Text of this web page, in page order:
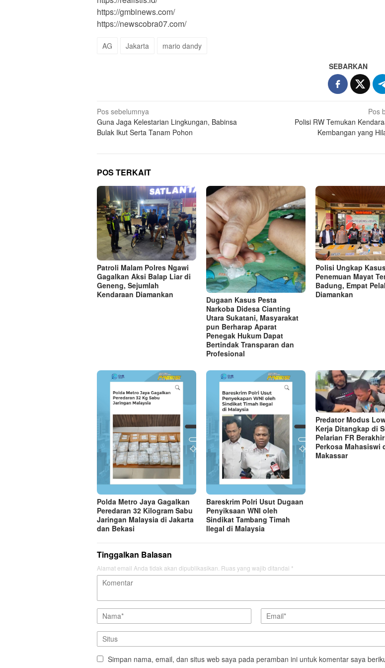
https://gmbinews.com/
https://newscobra07.com/
AG Jakarta mario dandy
SEBARKAN
Navigasi
pos
Pos sebelumnya
Guna Jaga Kelestarian Lingkungan, Babinsa
Bulak Ikut Serta Tanam Pohon
Pos
Polisi RW Temukan
Kembangan yang
POS TERKAIT
Patroli Malam Polres Ngawi
Gagalkan Aksi Balap Liar di
Geneng, Sejumlah
Kendaraan Diamankan
Dugaan Kasus Pesta
Narkoba Didesa Cianting
Utara Sukatani, Masyarakat
pun Berharap Aparat
Penegak Hukum Dapat
Bertindak Transparan dan
Profesional
Polisi Ungkap
Penemuan Mayat
Badung, Empat
Diamankan
Polda Metro Jaya Gagalkan
Peredaran 32 Kilogram Sabu
Jaringan Malaysia di Jakarta
dan Bekasi
Bareskrim Polri Usut Dugaan
Penyiksaan WNI oleh
Sindikat Tambang Timah
Ilegal di Malaysia
Predator Modus
Kerja Ditangkap di
Pelarian FR
Perkosa Mahasiswi
Makassar
Tinggalkan Balasan
Alamat email Anda tidak akan dipublikasikan. Ruas yang wajib ditandai *
Simpan nama, email, dan situs web saya pada peramban ini untuk komentar saya